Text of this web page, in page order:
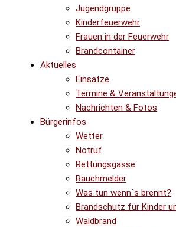
Jugendgruppe
Kinderfeuerwehr
Frauen in der Feuerwehr
Brandcontainer
Aktuelles
Einsätze
Termine &
Nachrichten & Fotos
Bürgerinfos
Wetter
Notruf
Rettungsgasse
Rauchmelder
Was tun wenn´s brennt?
Brandschutz für Kinder
Waldbrand